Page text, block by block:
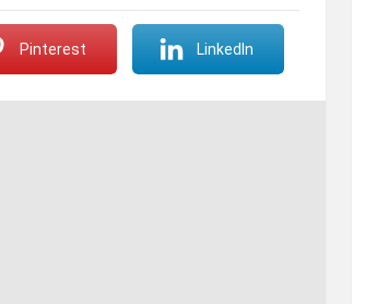
Pinterest LinkedIn